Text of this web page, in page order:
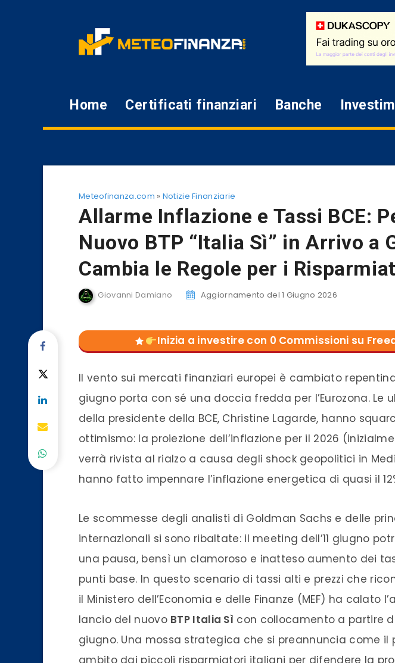
Home Certificati finanziari Banche
Meteofinanza.com » Notizie Finanziarie
Allarme Inflazione e Tassi BCE:
Nuovo BTP “Italia Sì” in Arrivo a
Cambia le Regole per i
Giovanni Damiano Aggiornamento del 1 Giugno 2026
Inizia a investire con 0 Commissioni su
Il vento sui mercati finanziari europei è cambiato
giugno porta con sé una doccia fredda per l’Eurozona. Le
della presidente della BCE, Christine Lagarde, hanno
ottimismo: la proiezione dell’inflazione per il 2026
verrà rivista al rialzo a causa degli shock geopolitici in
hanno fatto impennare l’inflazione energetica di quasi il
Le scommesse degli analisti di Goldman Sachs e delle
internazionali si sono ribaltate: il meeting dell’11 giugno
una pausa, bensì un clamoroso e inatteso aumento dei
punti base. In questo scenario di tassi alti e prezzi che
il Ministero dell’Economia e delle Finanze (MEF) ha calato
lancio del nuovo BTP Italia Sì con collocamento a partire
giugno. Una mossa strategica che si preannuncia come il
ambito dai piccoli risparmiatori italiani per difendere la